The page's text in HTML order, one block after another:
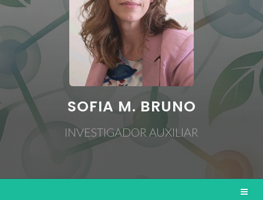
SOFIA M. BRUNO
INVESTIGADOR AUXILIAR